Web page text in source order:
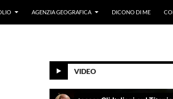
AGENZIA GEOGRAFICA DICONO DI ME
VIDEO